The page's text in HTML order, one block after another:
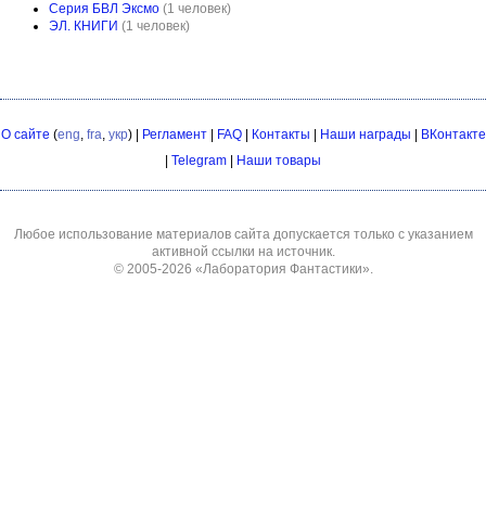
Серия БВЛ Эксмо (1 человек)
ЭЛ. КНИГИ (1 человек)
О сайте (eng, fra, укр) | Регламент| FAQ| Контакты Наши награды
ВКонтакте
Telegram Наши товары
Любое использование материалов сайта допускается только с указанием
активной ссылки на источник.
© 2005-2026 «Лаборатория Фантастики».